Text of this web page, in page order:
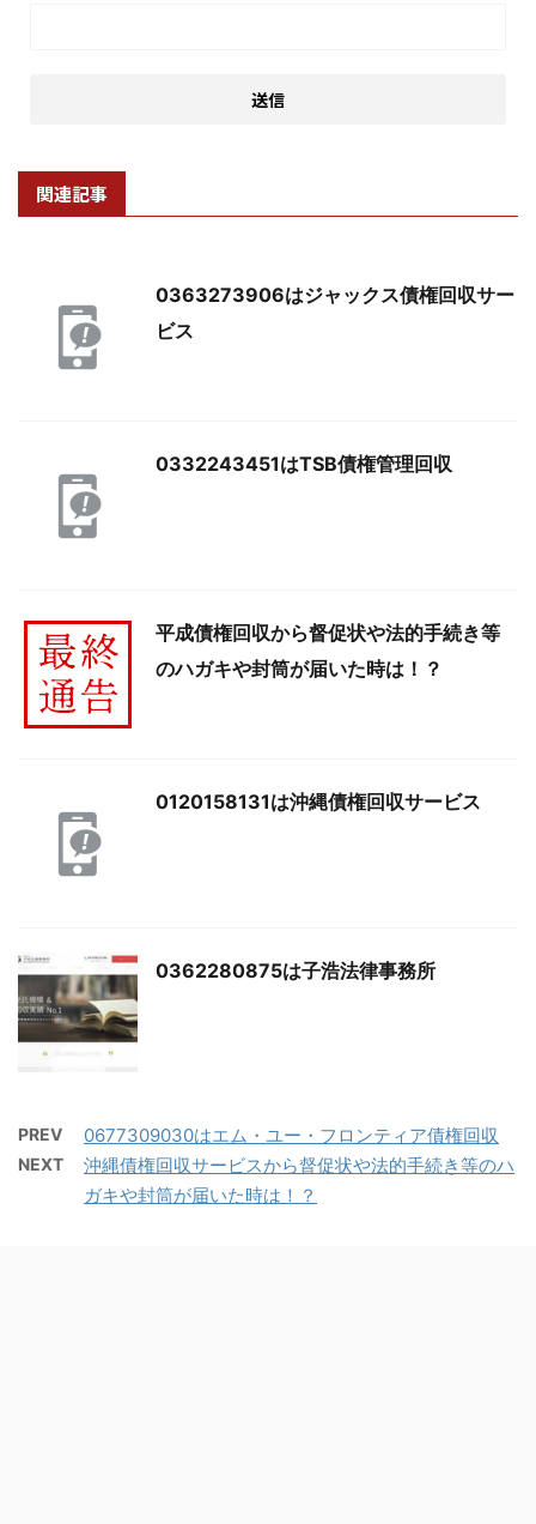
関連記事
0363273906はジャックス債権回収サー
ビス
0332243451はTSB債権管理回収
平成債権回収から督促状や法的手続き等
のハガキや封筒が届いた時は！？
0120158131は沖縄債権回収サービス
0362280875は子浩法律事務所
PREV 0677309030はエム・ユー・フロンティア債権回収
NEXT
沖縄債権回収サービスから督促状や法的手続き等のハ
ガキや封筒が届いた時は！？